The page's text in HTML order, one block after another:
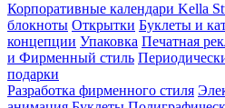
Корпоративные календари Kella
блокноты Открытки Буклеты и
концепции Упаковка Печатная
и Фирменный стиль
подарки
Разработка фирменного стиля